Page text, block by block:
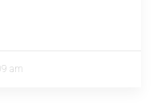
am